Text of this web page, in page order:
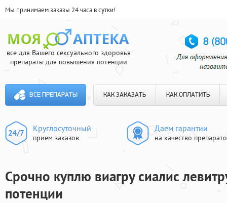
Мы принимаем заказы 24 часа в сутки!
все для Вашего сексуального здоровья
препараты для повышения потенции
ВСЕ ПРЕПАРАТЫ КАК ЗАКАЗАТЬ КАК ОПЛАТИТЬ
Круглосуточный
прием заказов
Даем гарантии
на качество
Срочно куплю виагру сиалис
потенции